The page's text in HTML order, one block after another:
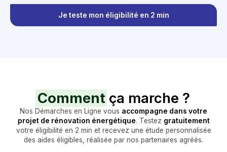
Je teste mon éligibilité en 2 min
Commentça marche ?
Nos Démarches en Ligne vous accompagne dans votre
projet de rénovation énergétique. Testez gratuitement
votre éligibilité en 2 min et recevez une étude personnalisée
des aides éligibles, réalisée par nos partenaires agréés.